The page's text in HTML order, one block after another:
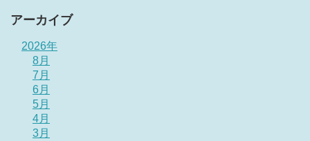
アーカイブ
2026年
8月
7月
6月
5月
4月
3月